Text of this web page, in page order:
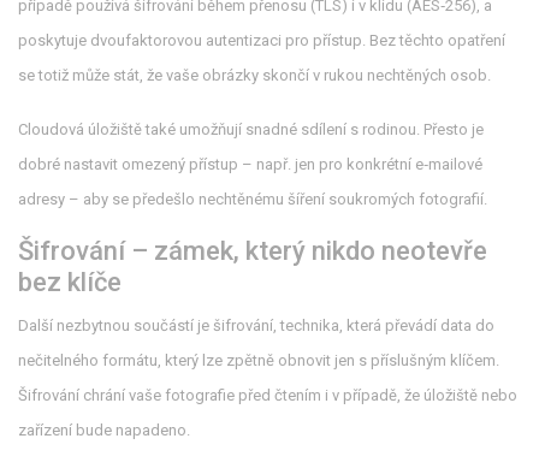
případě používá šifrování během přenosu (TLS) i v klidu (AES‑256), a
poskytuje dvoufaktorovou autentizaci pro přístup. Bez těchto opatření
se totiž může stát, že vaše obrázky skončí v rukou nechtěných osob.
Cloudová úložiště také umožňují snadné sdílení s rodinou. Přesto je
dobré nastavit omezený přístup – např. jen pro konkrétní e‑mailové
adresy – aby se předešlo nechtěnému šíření soukromých fotografií.
Šifrování – zámek, který nikdo neotevře
bez klíče
Další nezbytnou součástí je šifrování,technika, která převádí data do
nečitelného formátu, který lze zpětně obnovit jen s příslušným klíčem.
Šifrování chrání vaše fotografie před čtením i v případě, že úložiště nebo
zařízení bude napadeno.